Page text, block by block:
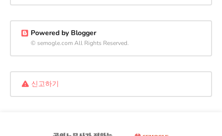
Powered by Blogger
© semogle.com All Rights Reserved.
신고하기